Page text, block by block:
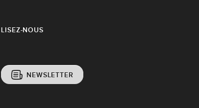
LISEZ-NOUS
NEWSLETTER